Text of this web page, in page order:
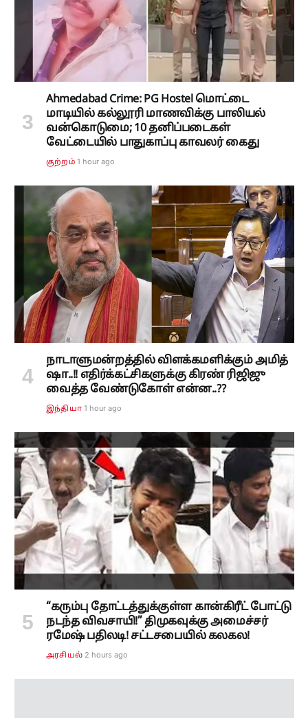
Ahmedabad Crime: PG Hostel மொட்டை
மாடியில் கல்லூரி மாணவிக்கு பாலியல்
வன்கொடுமை; 10 தனிப்படைகள்
வேட்டையில் பாதுகாப்பு காவலர் கைது
குற்றம் 1 hour ago
நாடாளுமன்றத்தில் விளக்கமளிக்கும் அமித்
ஷா..!! எதிர்க்கட்சிகளுக்கு கிரண் ரிஜிஜு
வைத்த வேண்டுகோள் என்ன..??
இந்தியா 1 hour ago
“கரும்பு தோட்டத்துக்குள்ள கான்கிரீட் போட்டு
நடந்த விவசாயி!” திமுகவுக்கு அமைச்சர்
ரமேஷ் பதிலடி! சட்டசபையில் கலகல!
அரசியல் 2 hours ago